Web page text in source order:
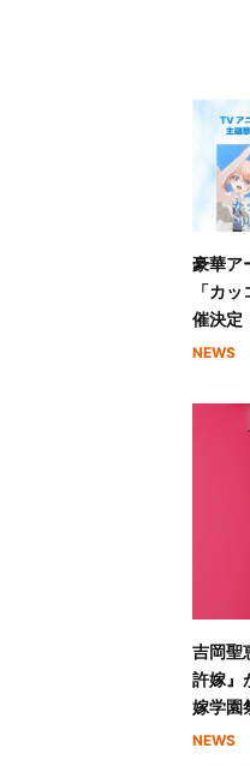
豪華ア
「カ
催決定
NEWS
吉岡聖
許嫁』
嫁学園
NEWS